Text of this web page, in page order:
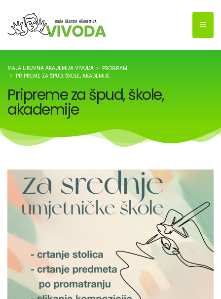
MALA LIKOVNA AKADEMIJA VIVODA
PROGRAMI
PRIPREME ZA ŠPUD, ŠKOLE, AKADEMIJE
Pripreme za špud, škole,
akademije